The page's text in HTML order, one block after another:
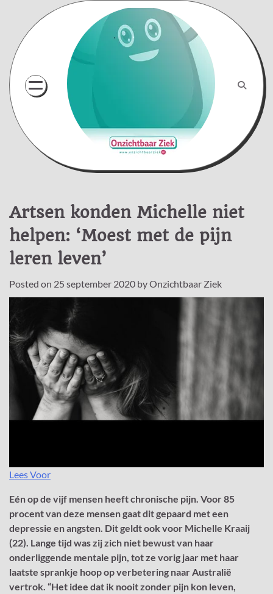
content
Artsen konden Michelle niet
helpen: ‘Moest met de pijn
leren leven’
Posted on 25 september 2020 byOnzichtbaar Ziek
Lees Voor
Eén op de vijf mensen heeft chronische pijn. Voor 85
procent van deze mensen gaat dit gepaard met een
depressie en angsten. Dit geldt ook voor Michelle Kraaij
(22). Lange tijd was zij zich niet bewust van haar
onderliggende mentale pijn, tot ze vorig jaar met haar
laatste sprankje hoop op verbetering naar Australië
vertrok. “Het idee dat ik nooit zonder pijn kon leven,